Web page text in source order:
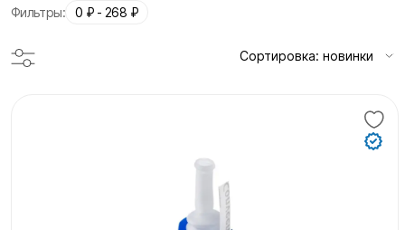
Фильтры: 0 ₽ - 268 ₽
Сортировка: новинки